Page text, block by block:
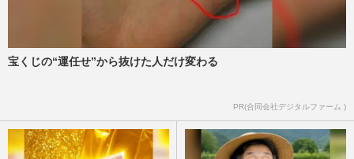
《乳がん闘病》念願のデビュー直後に判
明、歌手くろさわかな「死の恐怖、それで
もまた歌いたい」の決意
週刊女性2026年6月2日号
40歳で乳がん発症の漫画家・夢野かつきさ
10年で辿り着いた“ポジテ…
週刊女性2026年4月7日・14日号 2026/4/4
宝くじの“運任せ”から抜けた人だけ変わる
PR(合同会社デジタルファーム )